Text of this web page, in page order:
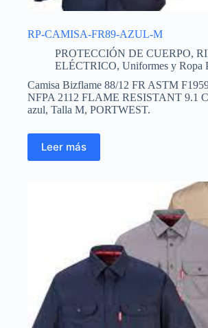
RP-CAMISA-FR89-AZUL-M
PROTECCIÓN DE CUERPO,
ELÉCTRICO, Uniformes y Ropa
Camisa Bizflame 88/12 FR ASTM
NFPA 2112 FLAME RESISTANT 9.1
azul, Talla M, PORTWEST.
Leer más